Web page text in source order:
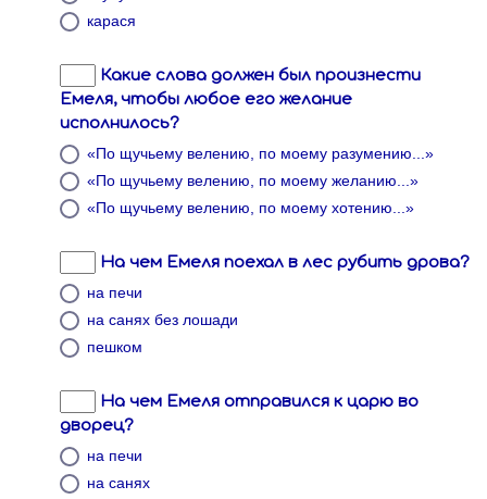
карася
Какие слова должен был произнести
Емеля, чтобы любое его желание
исполнилось?
«По щучьему велению, по моему разумению...»
«По щучьему велению, по моему желанию...»
«По щучьему велению, по моему хотению...»
На чем Емеля поехал в лес рубить дрова?
на печи
на санях без лошади
пешком
На чем Емеля отправился к царю во
дворец?
на печи
на санях